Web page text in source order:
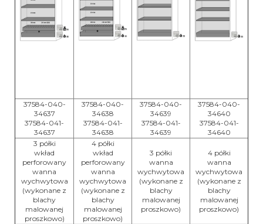
37584-040-
34637
37584-041-
34637
37584-040-
34638
37584-041-
34638
37584-040-
34639
37584-041-
34639
37584-040-
34640
37584-041-
34640
3 półki
wkład
perforowany
wanna
wychwytowa
(wykonane z
blachy
malowanej
proszkowo)
4 półki
wkład
perforowany
wanna
wychwytowa
(wykonane z
blachy
malowanej
proszkowo)
3 półki
wanna
wychwytowa
(wykonane z
blachy
malowanej
proszkowo)
4 półki
wanna
wychwytowa
(wykonane z
blachy
malowanej
proszkowo)